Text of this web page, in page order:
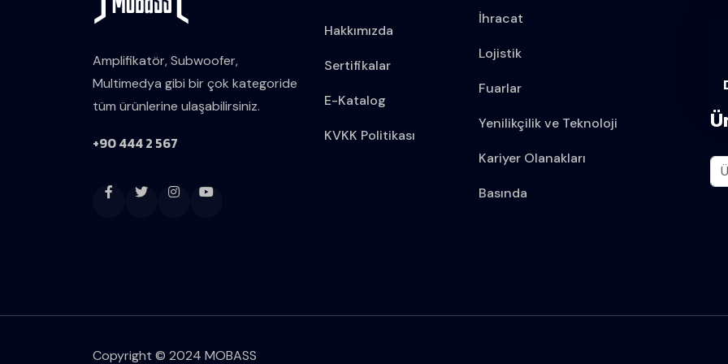
Amplifikatör, Subwoofer,
Multimedya gibi bir çok kategoride
tüm ürünlerine ulaşabilirsiniz.
+90 444 2 567
Hakkımızda
Sertifikalar
E-Katalog
KVKK Politikası
İhracat
Lojistik
Fuarlar
Yenilikçilik ve Teknoloji
Kariyer Olanakları
Basında
Copyright © 2024 MOBASS